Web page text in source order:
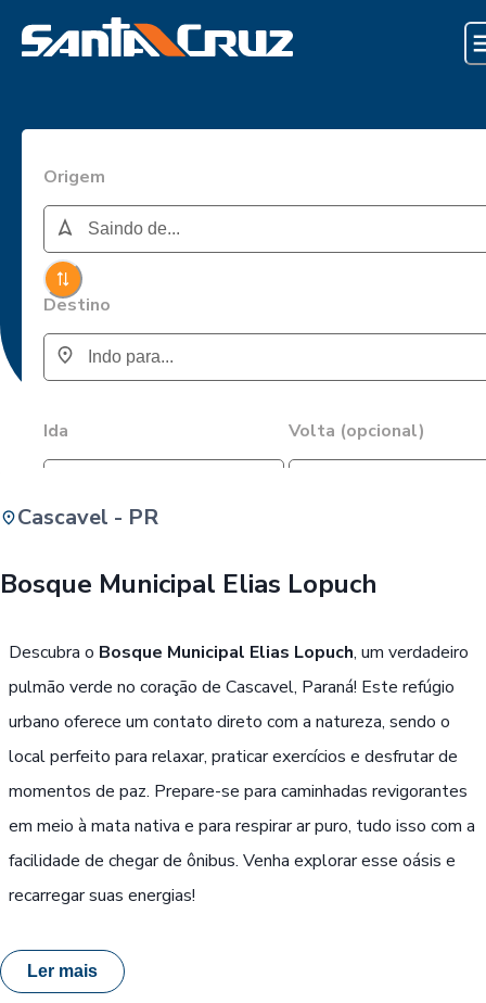
Origem
Destino
Ida Volta (opcional)
Cascavel - PR
Bosque Municipal Elias Lopuch
Descubra o Bosque Municipal Elias Lopuch, um verdadeiro
pulmão verde no coração de Cascavel, Paraná! Este refúgio
urbano oferece um contato direto com a natureza, sendo o
local perfeito para relaxar, praticar exercícios e desfrutar de
momentos de paz. Prepare-se para caminhadas revigorantes
em meio à mata nativa e para respirar ar puro, tudo isso com a
facilidade de chegar de ônibus. Venha explorar esse oásis e
recarregar suas energias!
Ler mais